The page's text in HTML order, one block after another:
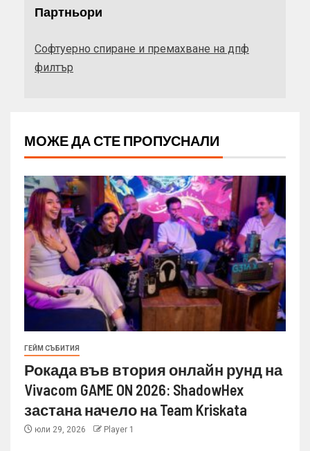
Партньори
Софтуерно спиране и премахване на дпф
филтър
МОЖЕ ДА СТЕ ПРОПУСНАЛИ
ГЕЙМ СЪБИТИЯ
Рокада във втория онлайн рунд на
Vivacom GAME ON 2026: ShadowHex
застана начело на Team Kriskata
юли 29, 2026 Player 1